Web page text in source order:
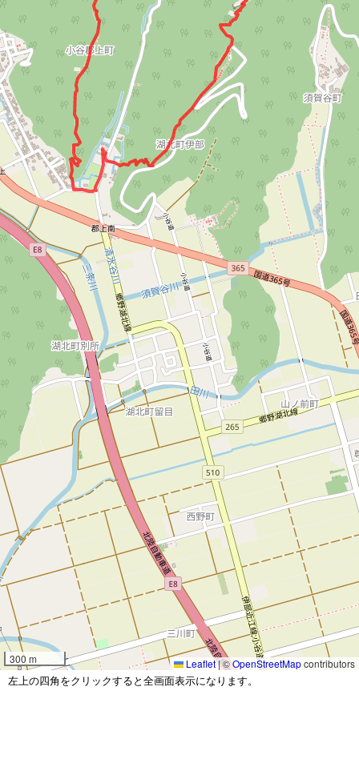
300 m Leaflet|©OpenStreetMapcontributors
左上の四角をクリックすると全画面表示になります。